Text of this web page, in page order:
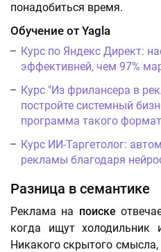
понадобиться время.
Обучение от Yagla
Курс по Яндекс Директ:
эффективней, чем 97%
Курс "Из фрилансера в
постройте системный
программа такого
Курс ИИ-Таргетолог:
рекламы благодаря
Разница в семантике
Реклама на поиске
когда ищут холодильник
Никакого скрытого